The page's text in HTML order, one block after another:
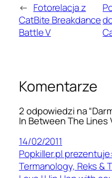
← Fotorelacja z
CatBite Breakdance
Battle V
Komentarze
2 odpowiedzi na
In Between The Lines
14/02/2011
Popkiller.pl
Termanology, Reks &